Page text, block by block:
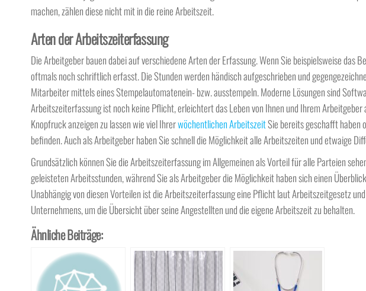
machen, zählen diese nicht mit in die reine Arbeitszeit.
Arten der Arbeitszeiterfassung
Die Arbeitgeber bauen dabei auf verschiedene Arten der Erfassung. Wenn Sie beispielsweise das
oftmals noch schriftlich erfasst. Die Stunden werden händisch aufgeschrieben und
Mitarbeiter mittels eines Stempelautomatenein- bzw. ausstempeln. Moderne Lösungen sind
Arbeitszeiterfassung ist noch keine Pflicht, erleichtert das Leben von Ihnen und Ihrem
Knopfruck anzeigen zu lassen wie viel Ihrerwöchentlichen ArbeitszeitSie bereits geschafft haben
befinden. Auch als Arbeitgeber haben Sie schnell die Möglichkeit alle Arbeitszeiten und etwaige
Grundsätzlich können Sie die Arbeitszeiterfassung im Allgemeinen als Vorteil für alle Parteien
geleisteten Arbeitsstunden, während Sie als Arbeitgeber die Möglichkeit haben sich einen
Unabhängig von diesen Vorteilen ist die Arbeitszeiterfassung eine Pflicht laut Arbeitszeitgesetz
Unternehmens, um die Übersicht über seine Angestellten und die eigene Arbeitszeit zu behalten.
Ähnliche Beiträge: